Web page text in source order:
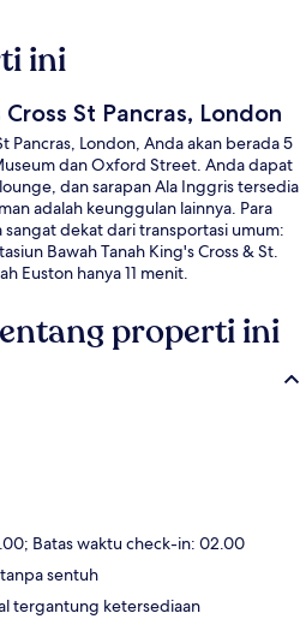
ini
St Pancras, London
Pancras, London, Anda akan berada 5
dan Oxford Street. Anda dapat
dan sarapan Ala Inggris tersedia
adalah keunggulan lainnya. Para
dekat dari transportasi umum:
Bawah Tanah King's Cross & St.
Euston hanya 11 menit.
properti ini
Batas waktu check-in: 02.00
sentuh
tergantung ketersediaan